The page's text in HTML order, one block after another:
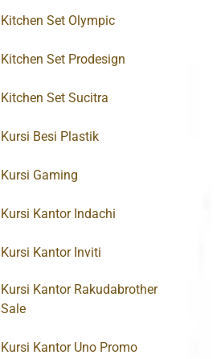
Kitchen Set Olympic
Kitchen Set Prodesign
Kitchen Set Sucitra
Kursi Besi Plastik
Kursi Gaming
Kursi Kantor Indachi
Kursi Kantor Inviti
Kursi Kantor Rakudabrother
Sale
Kursi Kantor Uno Promo